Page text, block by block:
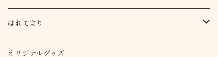
はれてまり
てまりキット
オリジナルグッズ